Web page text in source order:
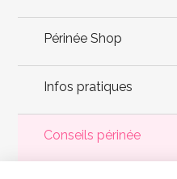
Périnée Shop
Infos pratiques
Conseils périnée